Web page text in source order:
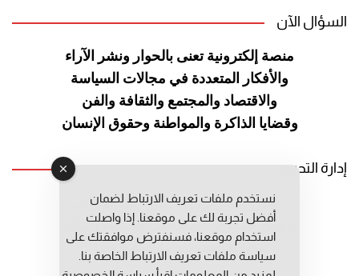
السؤال الآن
منصة إلكترونية تعنى بالحوار ونشر الآراء
والأفكار المتعددة في مجالات السياسة
والاقتصاد والمجتمع والثقافة والفن
وقضايا الذاكرة والمواطنة وحقوق الإنسان
إدارة التحرير
رئيس التحرير: عبد الرحيم التوراني
رئيس التحرير المساعد: المعطي قبال
مديرة التحرير: فاطمة حوحو
نستخدم ملفات تعريف الارتباط لضمان
أفضل تجربة لك على موقعنا. إذا واصلت
استخدام موقعنا، فسنفترض موافقتك على
سياسة ملفات تعريف الارتباط الخاصة بنا.